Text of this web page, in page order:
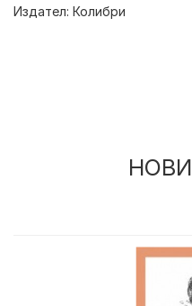
Издател: Колибри
НОВИ